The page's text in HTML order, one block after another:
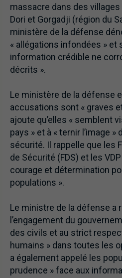
massacre dans des
Dori et Gorgadji (région du
ministère de la défense
« allégations infondées » et
information crédible ne
décrits ».
Le ministère de la défense
accusations sont « graves
ajoute qu’elles « semblent
pays » et à « ternir l’image
sécurité. Il rappelle que les
de Sécurité (FDS) et les
courage et détermination
populations ».
Le ministre de la défense a
l’engagement du
des civils et au strict
humains » dans toutes les
a également appelé les
prudence » face aux